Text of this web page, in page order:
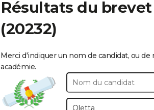
Résultats du brevet
(20232)
Merci d'indiquer un nom de candidat, ou
académie.